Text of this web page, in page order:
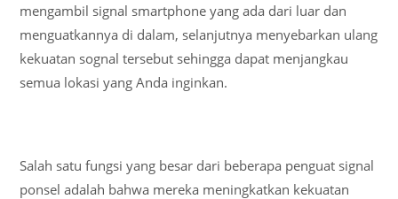
mengambil signal smartphone yang ada dari luar dan
menguatkannya di dalam, selanjutnya menyebarkan ulang
kekuatan sognal tersebut sehingga dapat menjangkau
semua lokasi yang Anda inginkan.
Salah satu fungsi yang besar dari beberapa penguat signal
ponsel adalah bahwa mereka meningkatkan kekuatan